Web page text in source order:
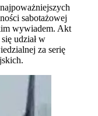
sabotażowej
wywiadem. Akt
udział w
za serię